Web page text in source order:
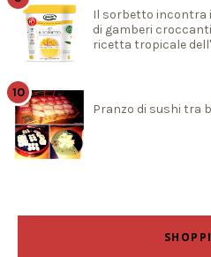
Il sorbetto incontra
di gamberi
ricetta tropicale
Pranzo di sushi tra